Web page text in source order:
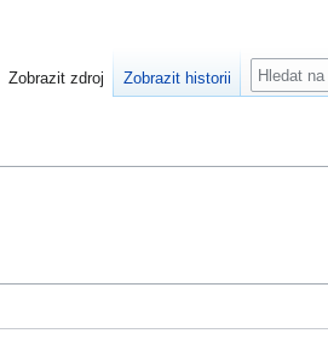
Zobrazit zdroj Zobrazit historii Hledat